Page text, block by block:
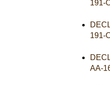
191-
191-
AA-